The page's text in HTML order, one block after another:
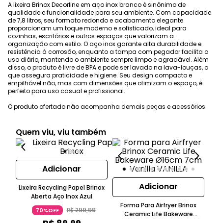
A lixeira Brinox Decorline em aço inox branco é sinônimo de
qualidade e funcionalidade para seu ambiente. Com capacidade
de 7,8 litros, seu formato redondo e acabamento elegante
proporcionam um toque moderno e sofisticado, ideal para
cozinhas, escritórios e outros espaços que valorizam a
organização com estilo. O aço inox garante alta durabilidade e
resistência à corrosão, enquanto a tampa com pegador facilita o
uso diário, mantendo o ambiente sempre limpo e agradável. Além
disso, o produto é livre de BPA e pode ser lavado na lava-louças, o
que assegura praticidade e higiene. Seu design compacto e
empilhável não, mas com dimensões que otimizam o espaço, é
perfeito para uso casual e profissional.
O produto ofertado não acompanha demais peças e acessórios.
Quem viu, viu também
Adicionar
Lixeira Recycling Papel Brinox
Aberta Aço Inox Azul
70%OFF R$299,99
Adicionar
Forma Para Airfryer Brinox
Ceramic Life Bakeware